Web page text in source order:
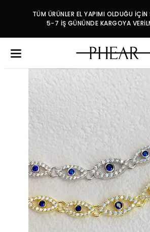
TÜM ÜRÜNLER EL YAPIMI OLDUĞU İÇİN
5-7 İŞ GÜNÜNDE KARGOYA